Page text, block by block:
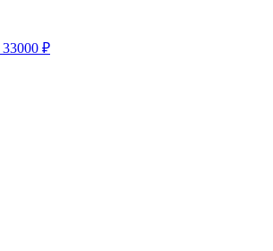
33000 ₽